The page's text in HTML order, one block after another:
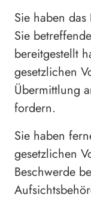
Sie haben
Sie
bereitgestellt
gesetzlichen
Übermittlung
fordern.
Sie haben
gesetzlichen
Beschwerde